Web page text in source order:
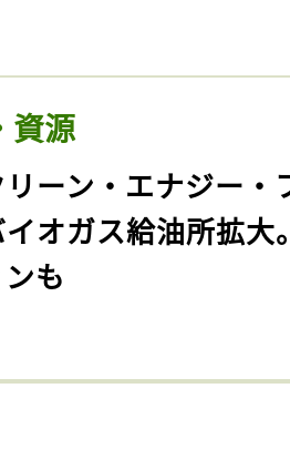
資源
リーン・エナジー・
オガス給油所拡大
も